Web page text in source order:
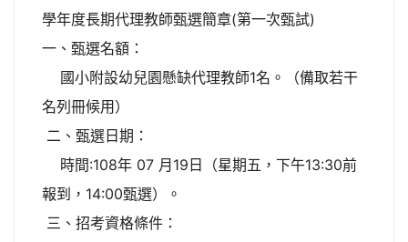
學年度長期代理教師甄選簡章(第一次甄試)
一、甄選名額：
國小附設幼兒園懸缺代理教師1名。（備取若干
名列冊候用）
二、甄選日期：
時間:108年 07 月19日（星期五，下午13:30前
報到，14:00甄選）。
三、招考資格條件：